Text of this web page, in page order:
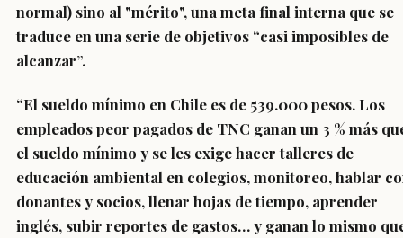
normal) sino al "mérito", una meta final interna que se
traduce en una serie de objetivos “casi imposibles de
alcanzar”.
“El sueldo mínimo en Chile es de 539.000 pesos. Los
empleados peor pagados de TNC ganan un 3 % más
el sueldo mínimo y se les exige hacer talleres de
educación ambiental en colegios, monitoreo, hablar
donantes y socios, llenar hojas de tiempo, aprender
inglés, subir reportes de gastos… y ganan lo mismo